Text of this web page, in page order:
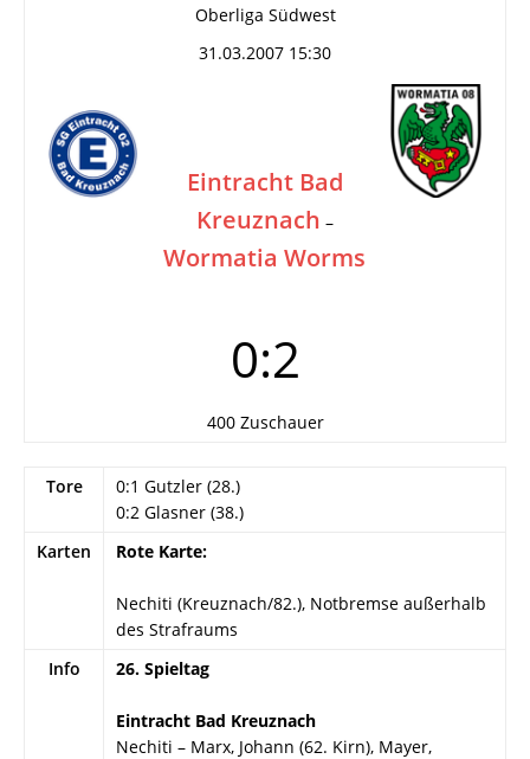
Oberliga Südwest
31.03.2007 15:30
Eintracht Bad
Kreuznach –
Wormatia Worms
0:2
400 Zuschauer
Tore
0:1 Gutzler (28.)
0:2 Glasner (38.)
Karten
Rote Karte:
Nechiti (Kreuznach/82.), Notbremse außerhalb
des Strafraums
Info
26. Spieltag
Eintracht Bad Kreuznach
Nechiti – Marx, Johann (62. Kirn), Mayer,